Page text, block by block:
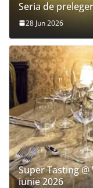
Seria de
28 Jun 2026
Super Tasting
iunie 2026